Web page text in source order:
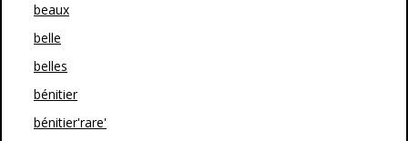
beaux
belle
belles
bénitier
bénitier'rare'